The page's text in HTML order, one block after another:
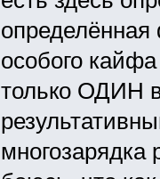
особого
только ОДИН
многозарядка